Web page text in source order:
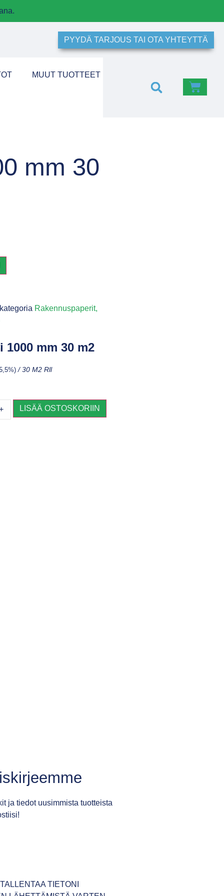
PYYDÄ TARJOUS TAI OTA YHTEYTTÄ
MUUT TUOTTEET
mm 30
Rakennuspaperit,
1000 mm 30 m2
/ 30 M2 Rll
LISÄÄ OSTOSKORIIN
ja tiedot uusimmista tuotteista
TIETONI